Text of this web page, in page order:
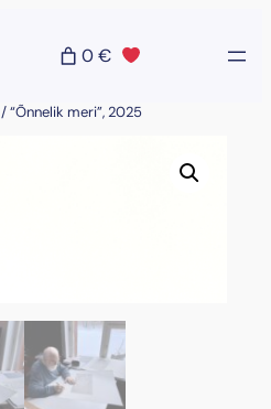
0 €
/ “Õnnelik meri”, 2025